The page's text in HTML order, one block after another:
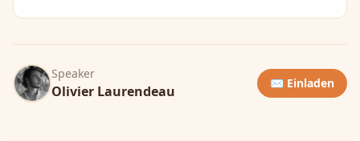
Speaker
Olivier Laurendeau ✉️ Einladen